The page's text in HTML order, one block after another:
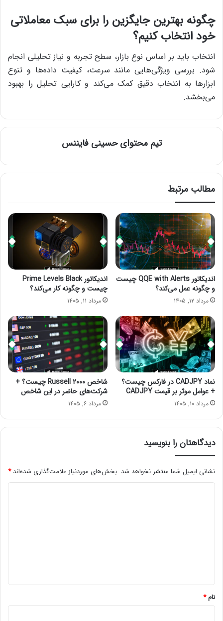
چگونه بهترین جایگزین را برای سبک معاملاتی
خود انتخاب کنیم؟
انتخاب باید بر اساس نوع بازار، سطح تجربه و نیاز تحلیلی انجام
شود. بررسی ویژگی‌هایی مانند سرعت، کیفیت داده‌ها و تنوع
ابزارها به انتخاب دقیق کمک می‌کند و کارایی تحلیل را بهبود
می‌بخشد.
تیم محتوای حسینی‌ فایننس
مطالب مرتبط
اندیکاتور QQE with Alerts چیست
و چگونه عمل می‌کند؟
مرداد ۱۲, ۱۴۰۵
اندیکاتور Prime Levels Black
چیست و چگونه کار می‌کند؟
مرداد ۱۱, ۱۴۰۵
نماد CADJPY در فارکس چیست؟
+ عوامل موثر بر قیمت CADJPY
مرداد ۱۰, ۱۴۰۵
شاخص Russell ۲۰۰۰ چیست؟ +
شرکت‌های حاضر در این شاخص
مرداد ۶, ۱۴۰۵
دیدگاهتان را بنویسید
نشانی ایمیل شما منتشر نخواهد شد. بخش‌های موردنیاز علامت‌گذاری شده‌اند*
نام*